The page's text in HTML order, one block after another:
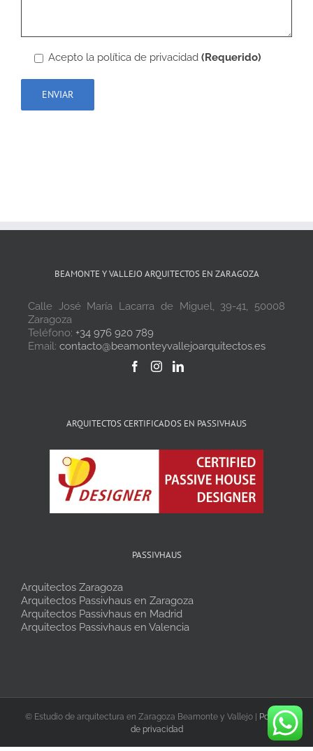
Acepto la política de privacidad (Requerido)
BEAMONTE Y VALLEJO ARQUITECTOS EN ZARAGOZA
Calle José María Lacarra de Miguel, 39-41, 50008
Zaragoza
Teléfono: +34 976 920 789
Email: contacto@beamonteyvallejoarquitectos.es
ARQUITECTOS CERTIFICADOS EN PASSIVHAUS
PASSIVHAUS
Arquitectos Zaragoza
Arquitectos Passivhaus en Zaragoza
Arquitectos Passivhaus en Madrid
Arquitectos Passivhaus en Valencia
© Estudio de arquitectura en Zaragoza Beamonte y Vallejo | Política
de privacidad